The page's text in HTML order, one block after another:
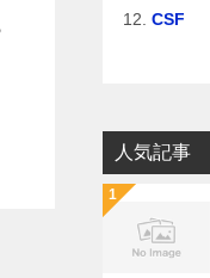
CSF
人気記事